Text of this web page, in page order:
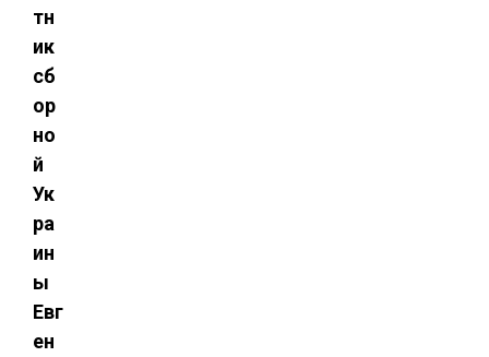
тн
ик
сб
ор
но
й
Ук
ра
ин
ы
Евг
ен